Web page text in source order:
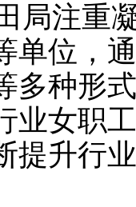
局注重
单位，
多种形
业女职
提升行